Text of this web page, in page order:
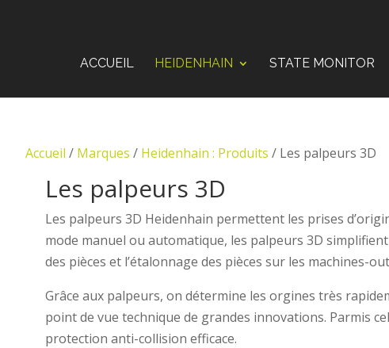
ACCUEIL HEIDENHAIN STATE MONITOR
Accueil / Marques / Heidenhain : Produits / Les palpeurs 3D
Les palpeurs 3D
Les palpeurs 3D Heidenhain permettent les prises
mode manuel ou automatique, les palpeurs 3D
des pièces et l’étalonnage des pièces sur les machines-
Grâce aux palpeurs, on détermine les orgines très
point de vue technique de grandes innovations. Parmis
protection anti-collision efficace.